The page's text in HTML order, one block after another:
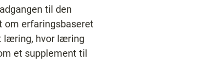
til den
om erfaringsbaseret
læring, hvor læring
et supplement til